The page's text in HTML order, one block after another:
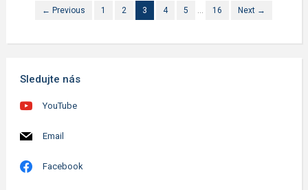
← Previous 1 2 3 4 5 … 16 Next →
Sledujte nás
YouTube
Email
Facebook